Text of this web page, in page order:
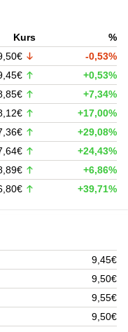
Kurs
%
-0,53%
+0,53%
+7,34%
+17,00%
+29,08%
+24,43%
+6,86%
+39,71%
9,45€
9,50€
9,55€
9,50€